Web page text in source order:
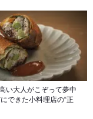
い大人がこぞって夢中
できた小料理店の“正